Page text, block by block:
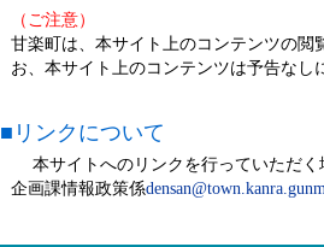
（ご注意）
甘楽町は、本サイト上のコンテンツの
お、本サイト上のコンテンツは予告な
■リンクについて
本サイトへのリンクを行っていただく
企画課情報政策係